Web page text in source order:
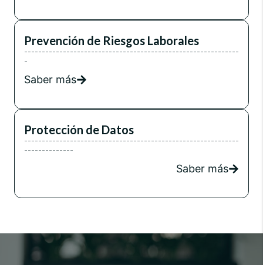
Prevención de Riesgos Laborales
-------------------------------------------------------------
-
Saber más
Protección de Datos
-------------------------------------------------------------
--------------
Saber más